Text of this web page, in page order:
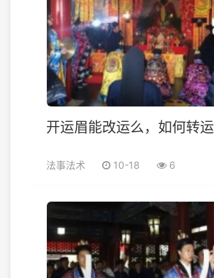
开运眉能改运么，如何转运
法事法术 10-18 6